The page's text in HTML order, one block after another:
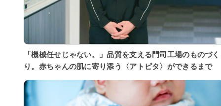
「機械任せじゃない。」品質を支える門司工場のものづく
り。赤ちゃんの肌に寄り添う〈アトピタ〉ができるまで